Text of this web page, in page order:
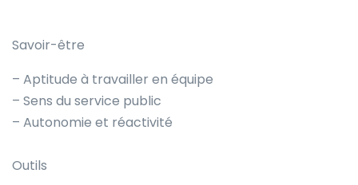
Savoir-être
– Aptitude à travailler en équipe
– Sens du service public
– Autonomie et réactivité
Outils